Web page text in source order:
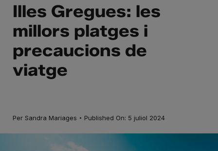
Illes Gregues: les
millors platges i
precaucions de
viatge
Per Sandra Mariages · Published On: 5 juliol 2024